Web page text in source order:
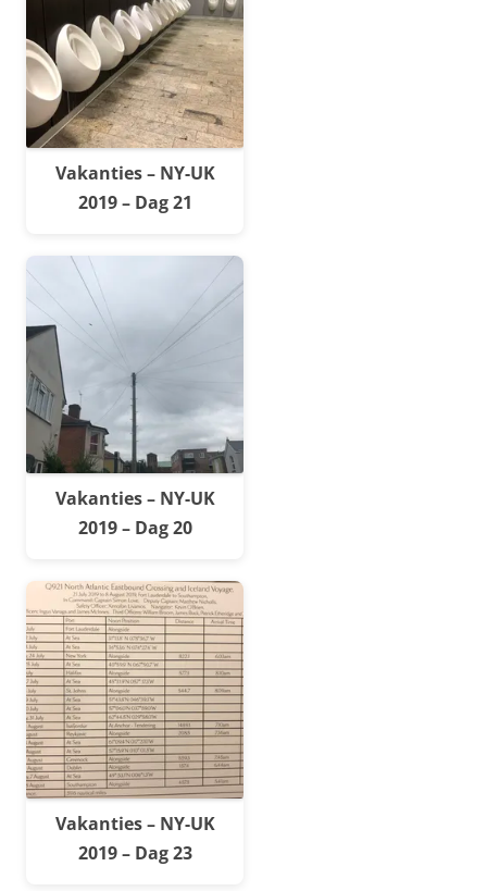
Vakanties – NY-UK
2019 – Dag 21
Vakanties – NY-UK
2019 – Dag 20
Vakanties – NY-UK
2019 – Dag 23